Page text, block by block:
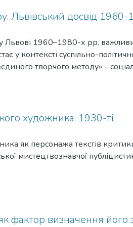
Львівський досвід
Львові 1960–1980-х рр.
у контексті суспільно-
творчого методу» –
художника. 1930-ті.
як персонажа текстів
мистецтвознавчої
фактор визначення його